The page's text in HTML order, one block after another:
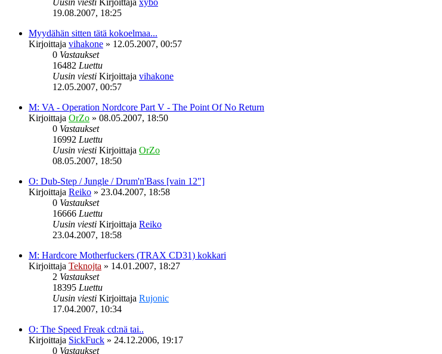
19.08.2007, 18:25
Myydähän sitten tätä kokoelmaa...
Kirjoittaja vihakone » 12.05.2007, 00:57
0 Vastaukset
16482 Luettu
Uusin viesti Kirjoittaja vihakone
12.05.2007, 00:57
M: VA - Operation Nordcore Part V - The Point Of No Return
Kirjoittaja OrZo » 08.05.2007, 18:50
0 Vastaukset
16992 Luettu
Uusin viesti Kirjoittaja OrZo
08.05.2007, 18:50
O: Dub-Step / Jungle / Drum'n'Bass [vain 12"]
Kirjoittaja Reiko » 23.04.2007, 18:58
0 Vastaukset
16666 Luettu
Uusin viesti Kirjoittaja Reiko
23.04.2007, 18:58
M: Hardcore Motherfuckers (TRAX CD31) kokkari
Kirjoittaja Teknojta » 14.01.2007, 18:27
2 Vastaukset
18395 Luettu
Uusin viesti Kirjoittaja Rujonic
17.04.2007, 10:34
O: The Speed Freak cd:nä tai..
Kirjoittaja SickFuck » 24.12.2006, 19:17
0 Vastaukset